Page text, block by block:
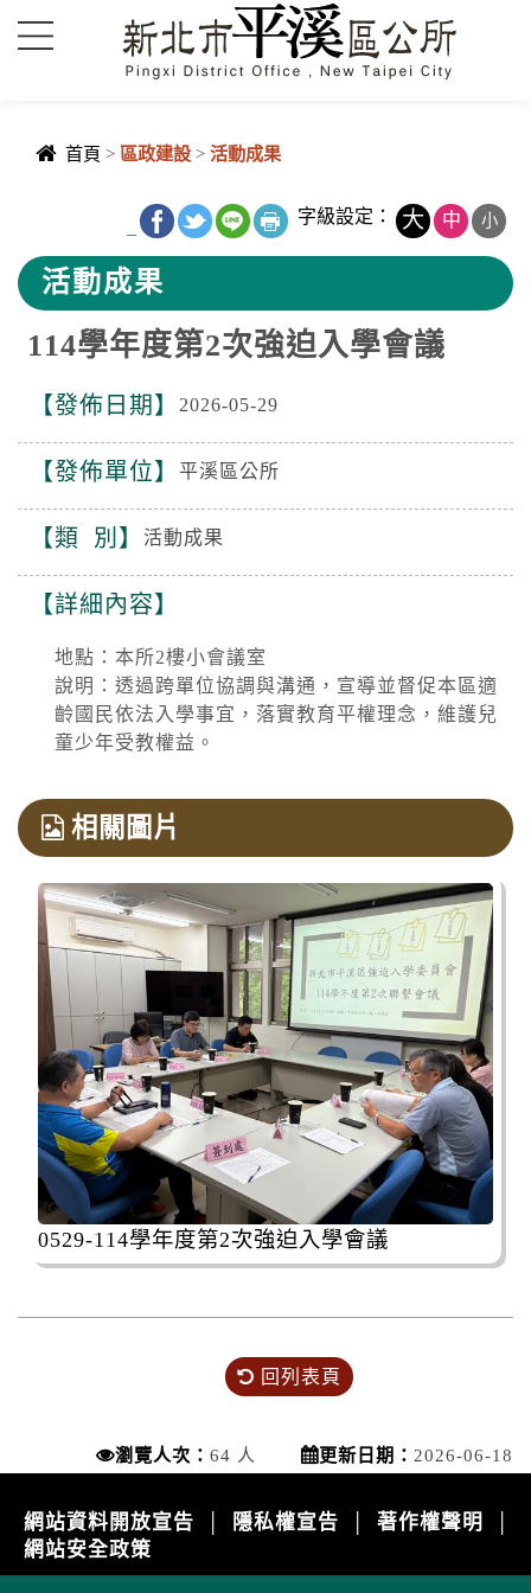
首頁 > 區政建設 > 活動成果
字級設定： 大 中 小
活動成果
114學年度第2次強迫入學會議
發佈日期 2026-05-29
發佈單位 平溪區公所
類 別 活動成果
詳細內容
地點：本所2樓小會議室
說明：透過跨單位協調與溝通，宣導並督促本區適
齡國民依法入學事宜，落實教育平權理念，維護兒
童少年受教權益。
相關圖片
0529-114學年度第2次強迫入學會議
回列表頁
瀏覽人次： 64 人 更新日期： 2026-06-18
網站資料開放宣告 隱私權宣告 著作權聲明
網站安全政策